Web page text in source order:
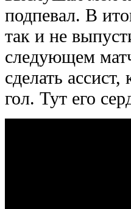
подпевал. В
так и не
следующем
сделать
гол. Тут его